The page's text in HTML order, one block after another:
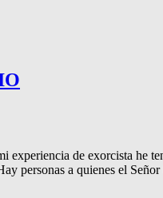
de exorcista he
personas a quienes el